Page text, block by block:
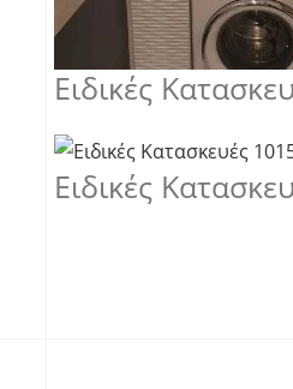
Ειδικές
Ειδικές